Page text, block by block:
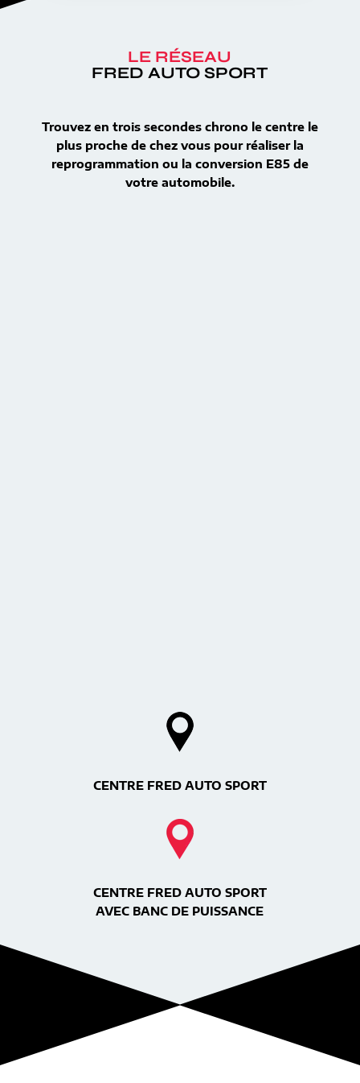
LE RÉSEAU
FRED AUTO SPORT
Trouvez en trois secondes chrono le centre le
plus proche de chez vous pour réaliser la
reprogrammation ou la conversion E85 de
votre automobile.
CENTRE FRED AUTO SPORT
CENTRE FRED AUTO SPORT
AVEC BANC DE PUISSANCE